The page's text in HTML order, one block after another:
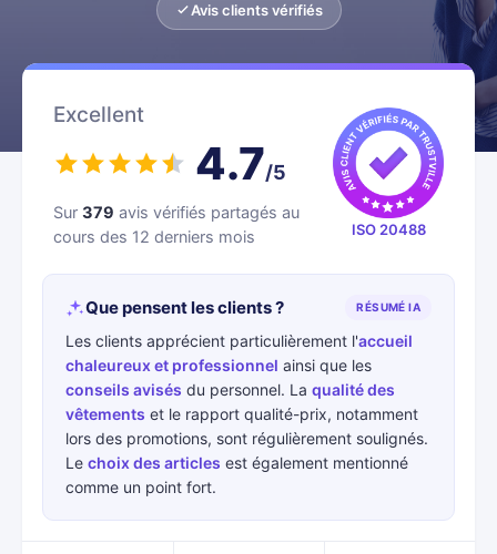
Avis clients vérifiés
Excellent
4.7/5
Sur 379 avis vérifiés partagés au
cours des 12 derniers mois
ISO 20488
Que pensent les clients ? RÉSUMÉ IA
Les clients apprécient particulièrement l'accueil
chaleureux et professionnel ainsi que les
conseils avisés du personnel. La qualité des
vêtements et le rapport qualité-prix, notamment
lors des promotions, sont régulièrement soulignés.
Le choix des articles est également mentionné
comme un point fort.